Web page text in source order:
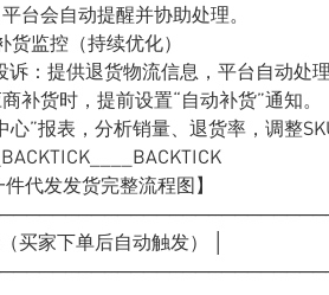
台会自动提醒并协助处理。
货监控（持续优化）
诉：提供退货物流信息，平台自动处
补货时，提前设置“自动补货”通知。
心”报表，分析销量、退货率，调整
件代发发货完整流程图】
买家下单后自动触发） │